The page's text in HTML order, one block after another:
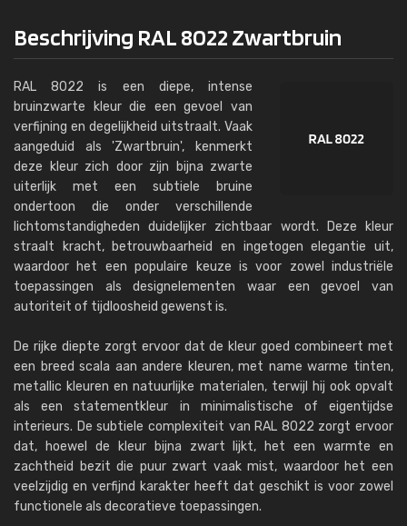
Beschrijving RAL 8022 Zwartbruin
RAL 8022 is een diepe, intense
bruinzwarte kleur die een gevoel van
verfijning en degelijkheid uitstraalt. Vaak
aangeduid als 'Zwartbruin', kenmerkt
deze kleur zich door zijn bijna zwarte
uiterlijk met een subtiele bruine
ondertoon die onder verschillende
lichtomstandigheden duidelijker zichtbaar wordt. Deze kleur
straalt kracht, betrouwbaarheid en ingetogen elegantie uit,
waardoor het een populaire keuze is voor zowel industriële
toepassingen als designelementen waar een gevoel van
autoriteit of tijdloosheid gewenst is.
De rijke diepte zorgt ervoor dat de kleur goed combineert met
een breed scala aan andere kleuren, met name warme tinten,
metallic kleuren en natuurlijke materialen, terwijl hij ook opvalt
als een statementkleur in minimalistische of eigentijdse
interieurs. De subtiele complexiteit van RAL 8022 zorgt ervoor
dat, hoewel de kleur bijna zwart lijkt, het een warmte en
zachtheid bezit die puur zwart vaak mist, waardoor het een
veelzijdig en verfijnd karakter heeft dat geschikt is voor zowel
functionele als decoratieve toepassingen.